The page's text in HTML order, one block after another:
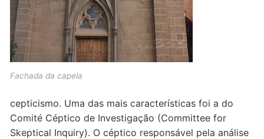
Fachada da capela
cepticismo. Uma das mais características foi a do
Comité Céptico de Investigação (Committee for
Skeptical Inquiry). O céptico responsável pela análise